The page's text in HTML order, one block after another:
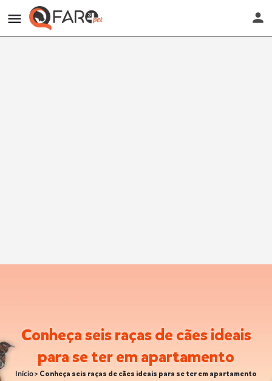
Conheça seis raças de cães ideais
para se ter em apartamento
Início> Conheça seis raças de cães ideais para se ter em apartamento